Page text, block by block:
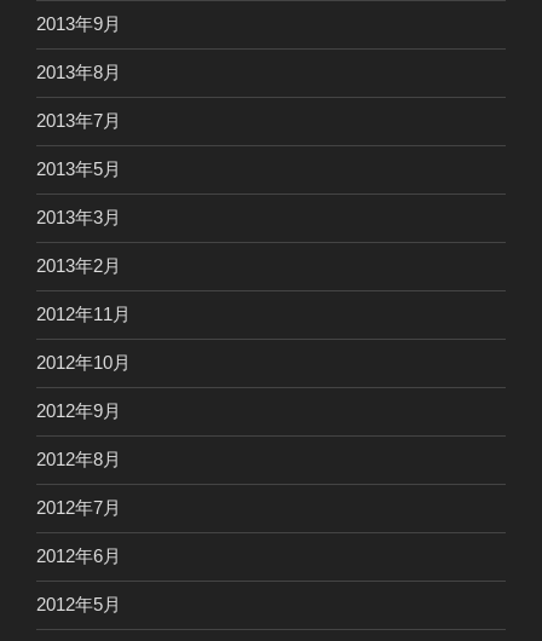
2013年9月
2013年8月
2013年7月
2013年5月
2013年3月
2013年2月
2012年11月
2012年10月
2012年9月
2012年8月
2012年7月
2012年6月
2012年5月